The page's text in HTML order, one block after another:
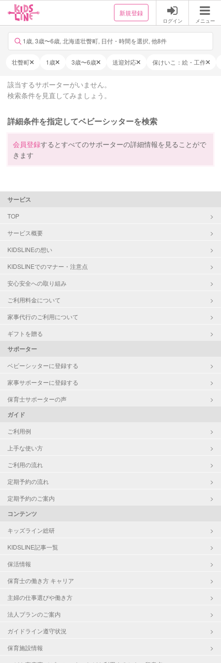
新規登録
ログイン メニュー
1歳, 3歳〜6歳, 北海道壮瞥町, 日付・時間を選択, 他8件
壮瞥町 1歳 3歳〜6歳 送迎対応 保けいこ：絵・工作
該当するサポーターがいません。
検索条件を見直してみましょう。
詳細条件を指定してベビーシッターを検索
会員登録するとすべてのサポーターの詳細情報を見ることがで
きます
サービス
TOP
サービス概要
KIDSLINEの想い
KIDSLINEでのマナー・注意点
安心安全への取り組み
ご利用料金について
家事代行のご利用について
ギフトを贈る
サポーター
ベビーシッターに登録する
家事サポーターに登録する
保育士サポーターの声
ガイド
ご利用例
上手な使い方
ご利用の流れ
定期予約の流れ
定期予約のご案内
コンテンツ
キッズライン総研
KIDSLINE記事一覧
保活情報
保育士の働き方 キャリア
主婦の仕事選びや働き方
法人プランのご案内
ガイドライン遵守状況
保育施設情報